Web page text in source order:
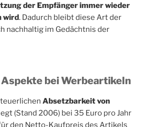
der Empfänger immer wieder
wird. Dadurch bleibt diese Art der
nachhaltig im Gedächtnis der
bei Werbeartikeln
Absetzbarkeit von
(Stand 2006) bei 35 Euro pro Jahr
den Netto-Kaufpreis des Artikels